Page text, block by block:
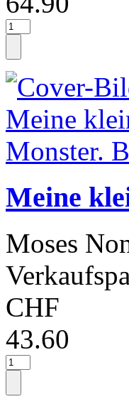
Meine
Moses
CHF
43.60